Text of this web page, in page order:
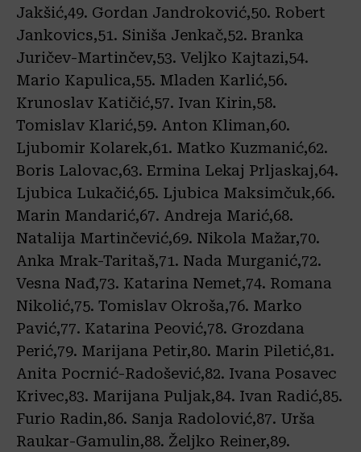
Jakšić,49. Gordan Jandroković,50. Robert
Jankovics,51. Siniša Jenkač,52. Branka
Juričev-Martinčev,53. Veljko Kajtazi,54.
Mario Kapulica,55. Mladen Karlić,56.
Krunoslav Katičić,57. Ivan Kirin,58.
Tomislav Klarić,59. Anton Kliman,60.
Ljubomir Kolarek,61. Matko Kuzmanić,62.
Boris Lalovac,63. Ermina Lekaj Prljaskaj,64.
Ljubica Lukačić,65. Ljubica Maksimčuk,66.
Marin Mandarić,67. Andreja Marić,68.
Natalija Martinčević,69. Nikola Mažar,70.
Anka Mrak-Taritaš,71. Nada Murganić,72.
Vesna Nađ,73. Katarina Nemet,74. Romana
Nikolić,75. Tomislav Okroša,76. Marko
Pavić,77. Katarina Peović,78. Grozdana
Perić,79. Marijana Petir,80. Marin Piletić,81.
Anita Pocrnić-Radošević,82. Ivana Posavec
Krivec,83. Marijana Puljak,84. Ivan Radić,85.
Furio Radin,86. Sanja Radolović,87. Urša
Raukar-Gamulin,88. Željko Reiner,89.